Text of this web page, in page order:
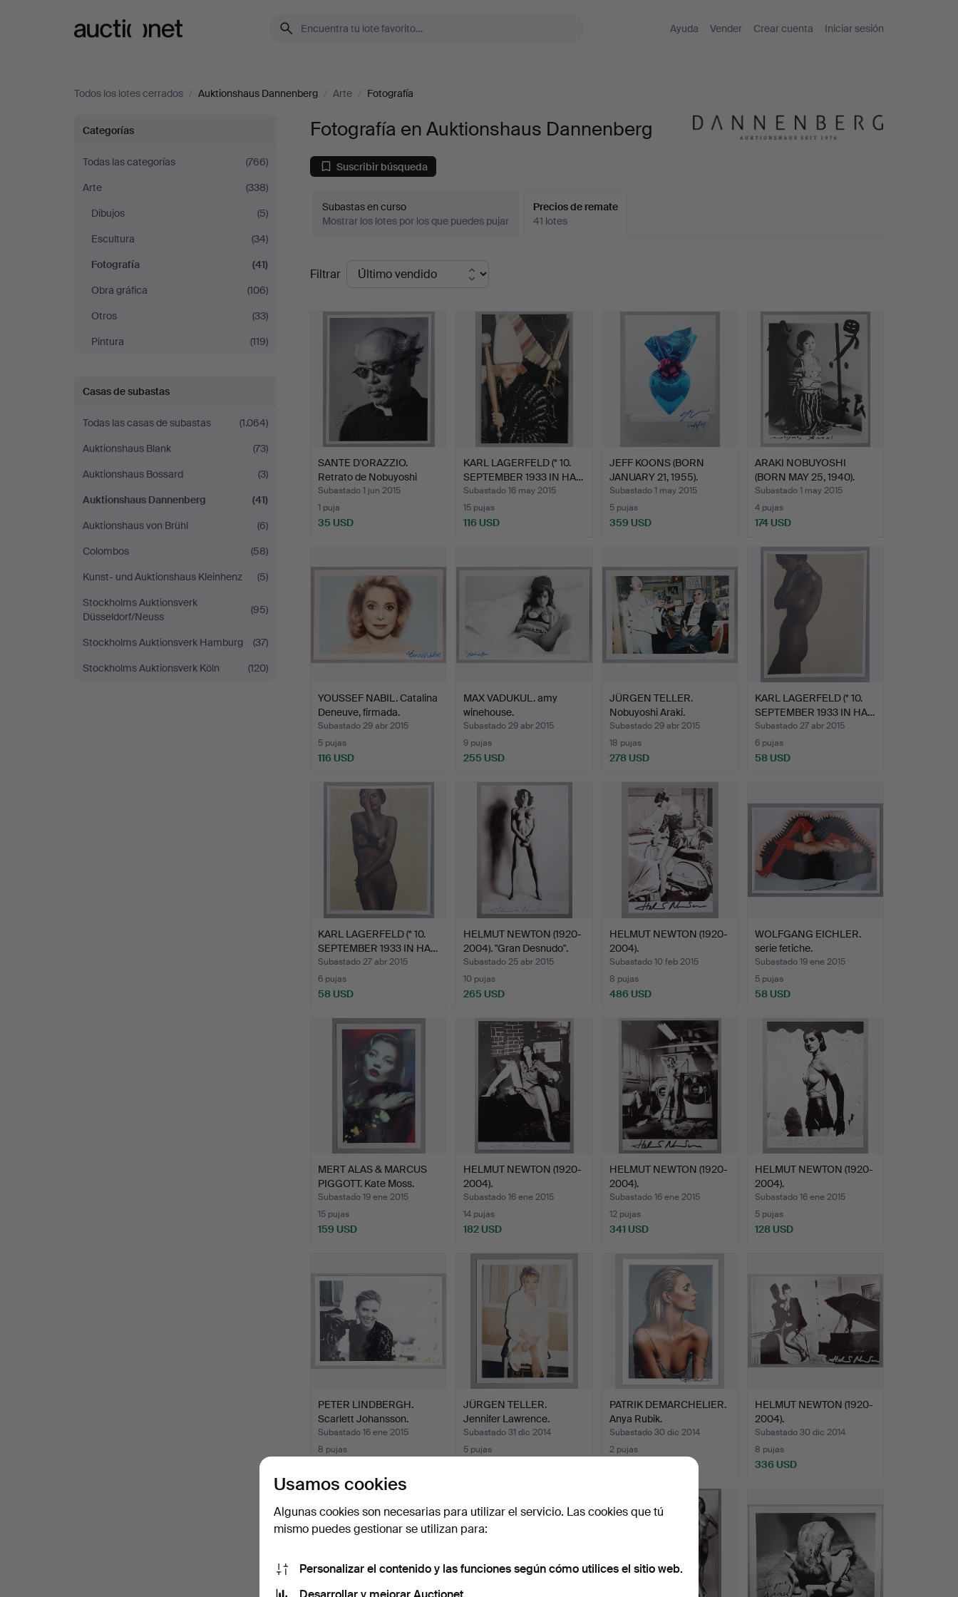
Ayuda Vender Crear cuenta Iniciar sesión
Todos los lotes cerrados / Auktionshaus Dannenberg / Arte / Fotografía
Fotografía
en
Auktionshaus
Dannenberg
Categorías
Todas las categorías
(766)
Arte
(338)
Dibujos
(5)
Escultura
(34)
Fotografía
(41)
Obra gráfica
(106)
Otros
(33)
Pintura
(119)
Casas de subastas
Todas las casas de subastas
(1.064)
Auktionshaus Blank
(73)
Auktionshaus Bossard
(3)
Auktionshaus Dannenberg
(41)
Auktionshaus von Brühl
(6)
Colombos
(58)
Kunst- und Auktionshaus Kleinhenz
(5)
Stockholms Auktionsverk
Düsseldorf/Neuss
(95)
Stockholms Auktionsverk Hamburg
(37)
Stockholms Auktionsverk Köln
(120)
Fotografía en Auktionshaus Dannenberg
Suscribir búsqueda
Subastas en curso
Mostrar los lotes por los que puedes pujar
Precios de remate
41 lotes
Precios
de
remate
Filtrar
SANTE D'ORAZZIO.
Retrato de Nobuyoshi
Arak…
Subastado 1 jun 2015
1 puja
35 USD
KARL LAGERFELD (* 10.
SEPTEMBER 1933 IN HA…
Subastado 16 may 2015
15 pujas
116 USD
JEFF KOONS (BORN
JANUARY 21, 1955).
Sagrad…
Subastado 1 may 2015
5 pujas
359 USD
ARAKI NOBUYOSHI
(BORN MAY 25, 1940).
escla…
Subastado 1 may 2015
4 pujas
174 USD
YOUSSEF NABIL. Catalina
Deneuve, firmada.
Subastado 29 abr 2015
5 pujas
116 USD
MAX VADUKUL. amy
winehouse.
Subastado 29 abr 2015
9 pujas
255 USD
JÜRGEN TELLER.
Nobuyoshi Araki.
Subastado 29 abr 2015
18 pujas
278 USD
KARL LAGERFELD (* 10.
SEPTEMBER 1933 IN HA…
Subastado 27 abr 2015
6 pujas
58 USD
KARL LAGERFELD (* 10.
SEPTEMBER 1933 IN HA…
Subastado 27 abr 2015
6 pujas
58 USD
HELMUT NEWTON (1920-
2004). "Gran Desnudo".
Subastado 25 abr 2015
10 pujas
265 USD
HELMUT NEWTON (1920-
2004).
Subastado 10 feb 2015
8 pujas
486 USD
WOLFGANG EICHLER.
serie fetiche.
Subastado 19 ene 2015
5 pujas
58 USD
MERT ALAS & MARCUS
PIGGOTT. Kate Moss.
Subastado 19 ene 2015
15 pujas
159 USD
HELMUT NEWTON (1920-
2004).
Subastado 16 ene 2015
14 pujas
182 USD
HELMUT NEWTON (1920-
2004).
Subastado 16 ene 2015
12 pujas
341 USD
HELMUT NEWTON (1920-
2004).
Subastado 16 ene 2015
5 pujas
128 USD
PETER LINDBERGH.
Scarlett Johansson.
Subastado 16 ene 2015
8 pujas
JÜRGEN TELLER.
Jennifer Lawrence.
Subastado 31 dic 2014
5 pujas
PATRIK DEMARCHELIER.
Anya Rubik.
Subastado 30 dic 2014
2 pujas
HELMUT NEWTON (1920-
2004).
Subastado 30 dic 2014
8 pujas
336 USD
Usamos cookies
Algunas cookies son necesarias para utilizar el servicio. Las cookies que tú
mismo puedes gestionar se utilizan para:
Personalizar el contenido y las funciones según cómo utilices el sitio web.